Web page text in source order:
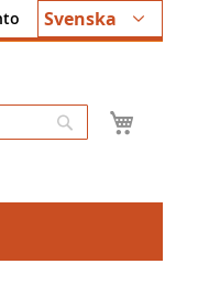
Språk
Svenska
Sök